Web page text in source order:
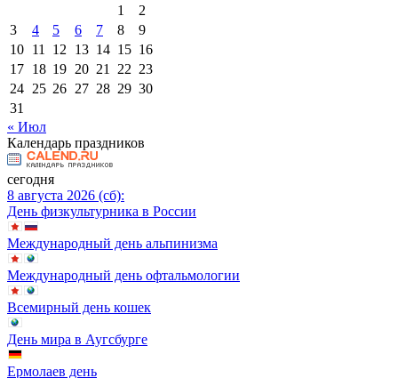
1
2
3
4 5 6 7 8
9
10 11 12 13 14 15 16
17 18 19 20 21 22 23
24 25 26 27 28 29 30
31
« Июл
Календарь праздников
сегодня
8 августа 2026 (сб):
День физкультурника в России
Международный день альпинизма
Международный день офтальмологии
Всемирный день кошек
День мира в Аугсбурге
Ермолаев день